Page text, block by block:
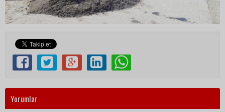
Yorumlar